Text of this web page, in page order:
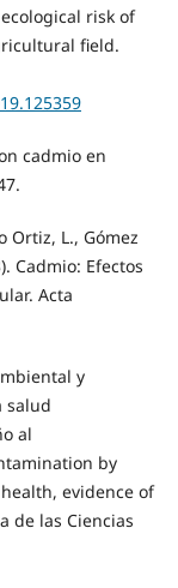
risk of
field.
cadmio en
Ortiz, L., Gómez
Cadmio: Efectos
Acta
y
salud
al
by
evidence of
de las Ciencias